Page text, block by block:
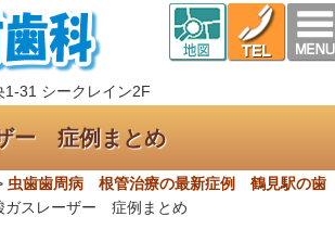
1-31 シークレイン2F
ー 症例まとめ
虫歯歯周病 根管治療の最新症例 鶴見駅の歯
ガスレーザー 症例まとめ